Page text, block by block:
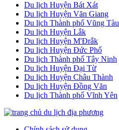
Du lịch Huyện Bát Xát
Du lịch Huyện Văn Giang
Du lịch Thành phố Vũng Tàu
Du lịch Huyện Lắk
Du lịch Huyện M'Đrắk
Du lịch Huyện Đức Phổ
Du lịch Thành phố Tây Ninh
Du lịch Huyện Đại Từ
Du lịch Huyện Châu Thành
Du lịch Huyện Đồng Văn
Du lịch Thành phố Vĩnh Yên